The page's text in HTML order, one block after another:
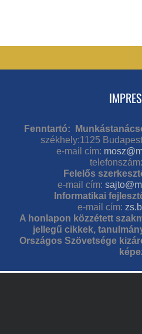
Fenntartó:
székhely:1125
e-mail cím:
Felelős
e-mail cím:
Informatikai
e-mail cím:
A honlapon közzétett
jellegű cikkek,
Országos Szövetsége